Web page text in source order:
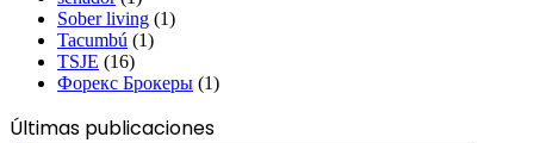
Sober living (1)
Tacumbú (1)
TSJE (16)
Форекс Брокеры (1)
Últimas publicaciones